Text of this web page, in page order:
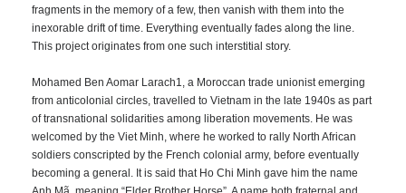
fragments in the memory of a few, then vanish with them into the
inexorable drift of time. Everything eventually fades along the line.
This project originates from one such interstitial story.
Mohamed Ben Aomar Larach1, a Moroccan trade unionist emerging
from anticolonial circles, travelled to Vietnam in the late 1940s as part
of transnational solidarities among liberation movements. He was
welcomed by the Viet Minh, where he worked to rally North African
soldiers conscripted by the French colonial army, before eventually
becoming a general. It is said that Ho Chi Minh gave him the name